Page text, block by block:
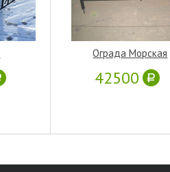
Ограда Морская
42500